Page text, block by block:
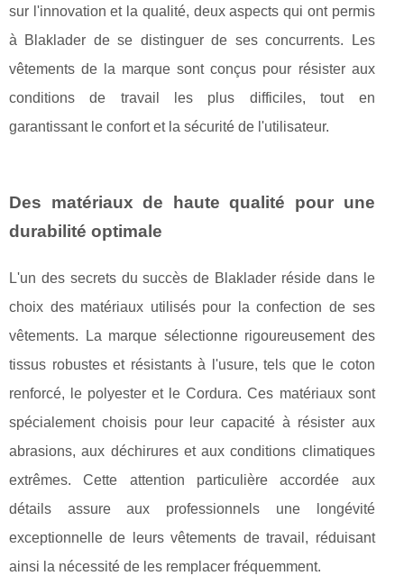
sur l'innovation et la qualité, deux aspects qui ont permis
à Blaklader de se distinguer de ses concurrents. Les
vêtements de la marque sont conçus pour résister aux
conditions de travail les plus difficiles, tout en
garantissant le confort et la sécurité de l'utilisateur.
Des matériaux de haute qualité pour une
durabilité optimale
L'un des secrets du succès de Blaklader réside dans le
choix des matériaux utilisés pour la confection de ses
vêtements. La marque sélectionne rigoureusement des
tissus robustes et résistants à l'usure, tels que le coton
renforcé, le polyester et le Cordura. Ces matériaux sont
spécialement choisis pour leur capacité à résister aux
abrasions, aux déchirures et aux conditions climatiques
extrêmes. Cette attention particulière accordée aux
détails assure aux professionnels une longévité
exceptionnelle de leurs vêtements de travail, réduisant
ainsi la nécessité de les remplacer fréquemment.